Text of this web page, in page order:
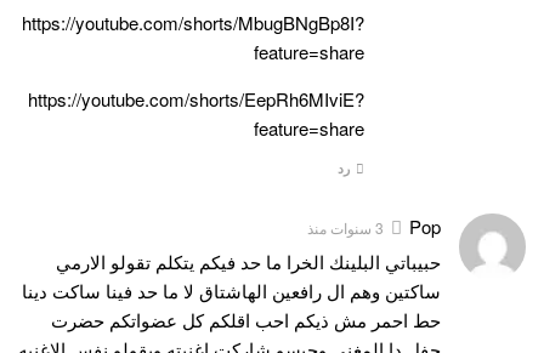
https://youtube.com/shorts/MbugBNgBp8I?
feature=share
https://youtube.com/shorts/EepRh6MIviE?
feature=share
رد
Pop 3 سنوات منذ
حبيباتي البلينك الخرا ما حد فيكم يتكلم تقولو الارمي
ساكتين وهم ال رافعين الهاشتاق لا ما حد فينا ساكت دينا
حط احمر مش ذيكم احب اقلكم كل عضواتكم حضرت